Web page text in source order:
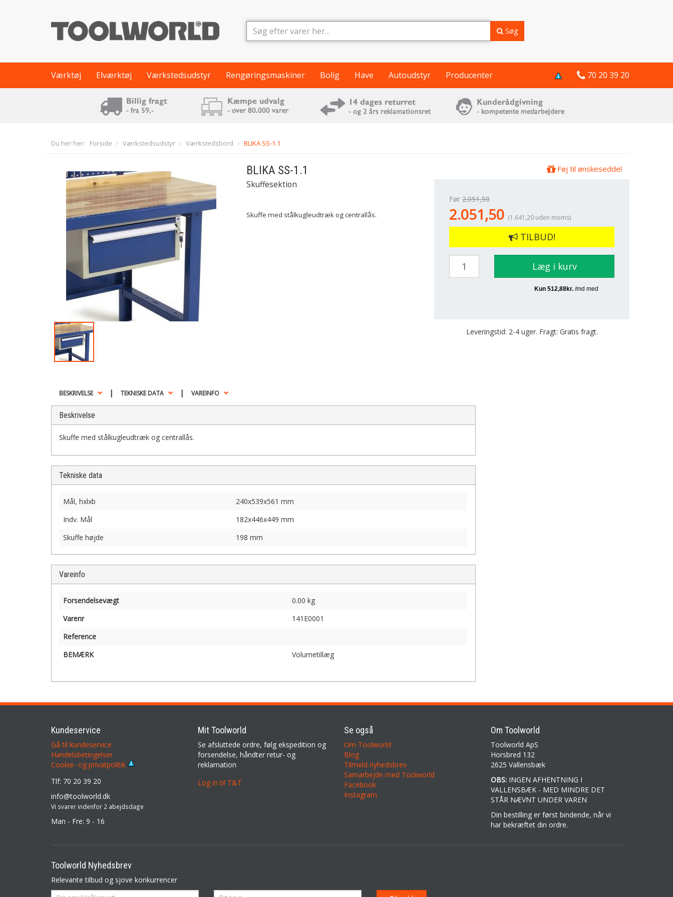
Søg
Værktøj Elværktøj Værkstedsudstyr Rengøringsmaskiner Bolig Have Autoudstyr Producenter 70 20 39 20
Du her her: Forside Værkstedsudstyr Værkstedsbord BLIKA SS-1.1
BLIKA SS-1.1
Skuffesektion
Skuffe med stålkugleudtræk og centrallås.
Føj til ønskeseddel
Før 2.051,50
2.051,50 (1.641,20 uden moms)
TILBUD!
Læg i kurv
Leveringstid: 2-4 uger. Fragt: Gratis fragt.
BESKRIVELSE | TEKNISKE DATA | VAREINFO
Beskrivelse
Skuffe med stålkugleudtræk og centrallås.
Tekniske data
Mål, hxlxb
240x539x561 mm
Indv. Mål
182x446x449 mm
Skuffe højde
198 mm
Vareinfo
Forsendelsevægt
0.00 kg
Varenr
141E0001
Reference
BEMÆRK
Volumetillæg
Kundeservice
Gå til kundeservice
Handelsbetingelser
Cookie- og privatpolitik
Tlf: 70 20 39 20
info@toolworld.dk
Vi svarer indenfor 2 abejdsdage
Man - Fre: 9 - 16
Mit Toolworld
Se afsluttede ordre, følg ekspedition og
forsendelse, håndter retur- og
reklamation
Log in til T&T
Se også
Om Toolworld
Blog
Tilmeld nyhedsbrev
Samarbejde med Toolworld
Facebook
Instagram
Om Toolworld
Toolworld ApS
Horsbred 132
2625 Vallensbæk
OBS:INGEN AFHENTNING I
VALLENSBÆK - MED MINDRE DET
STÅR NÆVNT UNDER VAREN
Din bestilling er først bindende, når vi
har bekræftet din ordre.
Toolworld Nyhedsbrev
Relevante tilbud og sjove konkurrencer